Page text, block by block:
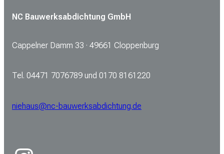
NC Bauwerksabdichtung GmbH
Cappelner Damm 33 · 49661 Cloppenburg
Tel. 04471 7076789 und 0170 8161220
niehaus@nc-bauwerksabdichtung.de